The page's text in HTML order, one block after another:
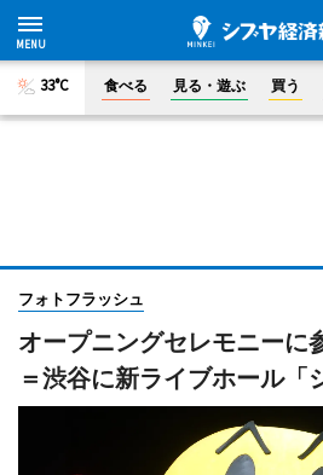
33°C 食べる 見る・遊ぶ 買う
フォトフラッシュ
オープニングセレモニーに
＝渋谷に新ライブホール「